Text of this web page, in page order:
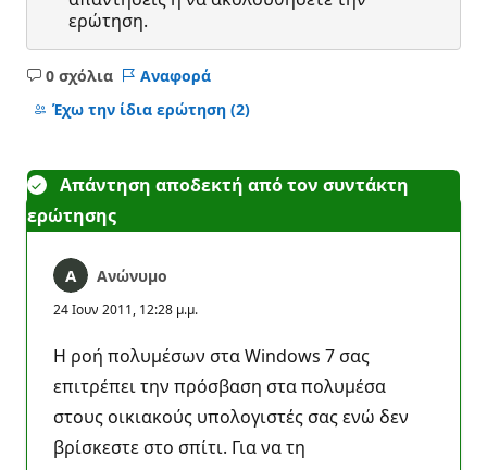
ερώτηση.
0 σχόλια
Κανένα
σχόλιο
Αναφορά
Έχω την ίδια ερώτηση (2)
Απάντηση αποδεκτή από τον συντάκτη
ερώτησης
Ανώνυμο
24 Ιουν 2011, 12:28 μ.μ.
Η ροή πολυμέσων στα Windows 7 σας
επιτρέπει την πρόσβαση στα πολυμέσα
στους οικιακούς υπολογιστές σας ενώ δεν
βρίσκεστε στο σπίτι. Για να τη